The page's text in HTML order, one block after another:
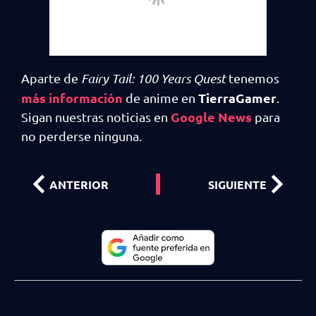
Aparte de Fairy Tail: 100 Years Questtenemos
más información de anime en TierraGamer.
Sigan nuestras noticias en Google News para
no perderse ninguna.
ANTERIOR SIGUIENTE